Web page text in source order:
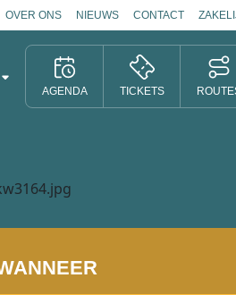
OVER ONS NIEUWS CONTACT
AGENDA TICKETS